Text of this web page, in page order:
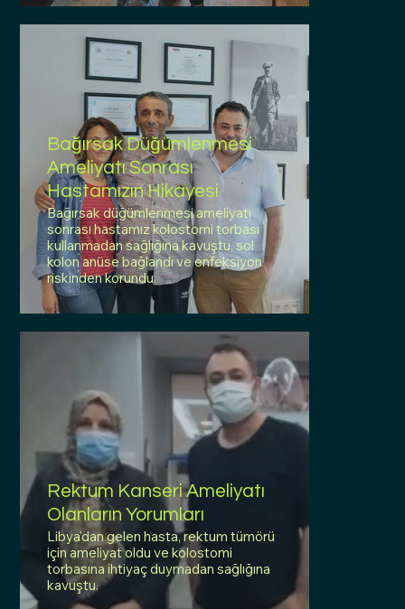
Bağırsak Düğümlenmesi
Ameliyatı Sonrası
Hastamızın Hikayesi
Bağırsak düğümlenmesi ameliyatı
sonrası hastamız kolostomi torbası
kullanmadan sağlığına kavuştu, sol
kolon anüse bağlandı ve enfeksiyon
riskinden korundu.
Rektum Kanseri Ameliyatı
Olanların Yorumları
Libya'dan gelen hasta, rektum tümörü
için ameliyat oldu ve kolostomi
torbasına ihtiyaç duymadan sağlığına
kavuştu.